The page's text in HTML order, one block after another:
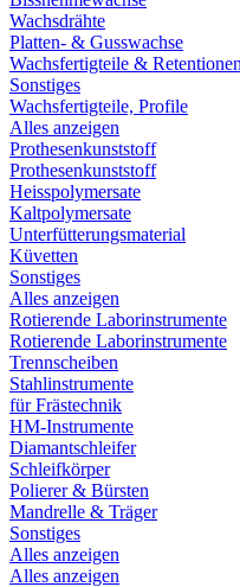
Wachsdrähte
Platten- & Gusswachse
Wachsfertigteile & Retentionen
Sonstiges
Wachsfertigteile, Profile
Alles anzeigen
Prothesenkunststoff
Prothesenkunststoff
Heisspolymersate
Kaltpolymersate
Unterfütterungsmaterial
Küvetten
Sonstiges
Alles anzeigen
Rotierende Laborinstrumente
Rotierende Laborinstrumente
Trennscheiben
Stahlinstrumente
für Frästechnik
HM-Instrumente
Diamantschleifer
Schleifkörper
Polierer & Bürsten
Mandrelle & Träger
Sonstiges
Alles anzeigen
Alles anzeigen